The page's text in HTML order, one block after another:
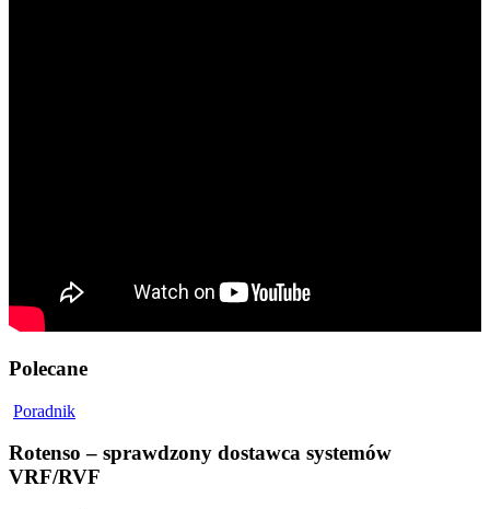
Polecane
Poradnik
Rotenso – sprawdzony dostawca systemów
VRF/RVF